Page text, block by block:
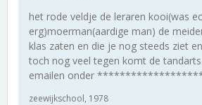
het rode veldje de leraren kooi(was
erg)moerman(aardige man) de
klas zaten en die je nog steeds ziet
toch nog veel tegen komt de
emailen onder
zeewijkschool, 1978